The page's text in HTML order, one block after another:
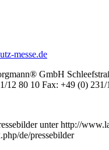
messe.de
GmbH
12 80 10 Fax: +49 (0) 231/
unter http://
de/pressebilder